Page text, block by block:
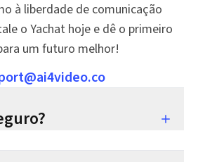
à liberdade de comunicação
o Yachat hoje e dê o primeiro
um futuro melhor!